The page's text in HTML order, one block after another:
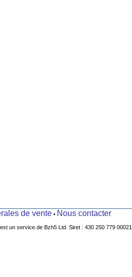
de vente• Nous contacter
un service de Bzh5 Ltd. Siret : 430 250 779 00021